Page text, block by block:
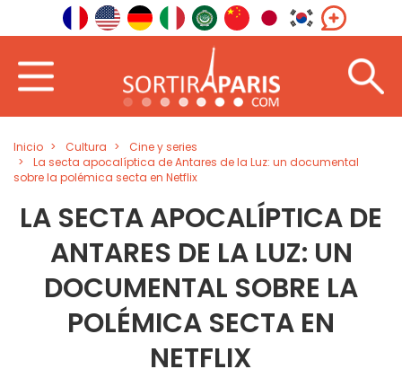
Inicio Cultura
Cine y series
La secta apocalíptica de Antares de la Luz: un documental
sobre la polémica secta en Netflix
LA SECTA APOCALÍPTICA DE
ANTARES DE LA LUZ: UN
DOCUMENTAL SOBRE LA
POLÉMICA SECTA EN
NETFLIX